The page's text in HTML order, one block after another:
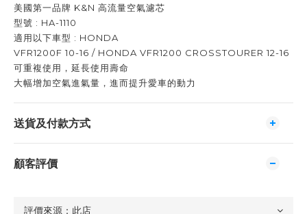
美國第一品牌 K&N 高流量空氣濾芯
型號 : HA-1110
適用以下車型 : HONDA
VFR1200F 10-16 / HONDA VFR1200 CROSSTOURER 12-16
可重複使用，延長使用壽命
大幅增加空氣進氣量，進而提升愛車的動力
送貨及付款方式
顧客評價